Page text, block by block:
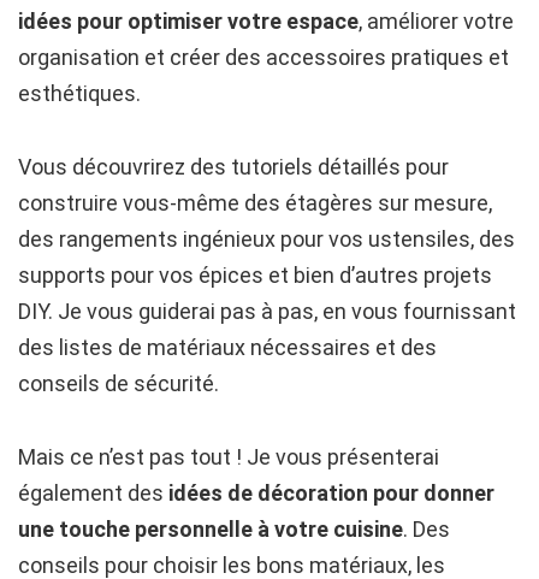
idées pour optimiser votre espace, améliorer votre
organisation et créer des accessoires pratiques et
esthétiques.
Vous découvrirez des tutoriels détaillés pour
construire vous-même des étagères sur mesure,
des rangements ingénieux pour vos ustensiles, des
supports pour vos épices et bien d’autres projets
DIY. Je vous guiderai pas à pas, en vous fournissant
des listes de matériaux nécessaires et des
conseils de sécurité.
Mais ce n’est pas tout ! Je vous présenterai
également des idées de décoration pour donner
une touche personnelle à votre cuisine. Des
conseils pour choisir les bons matériaux, les